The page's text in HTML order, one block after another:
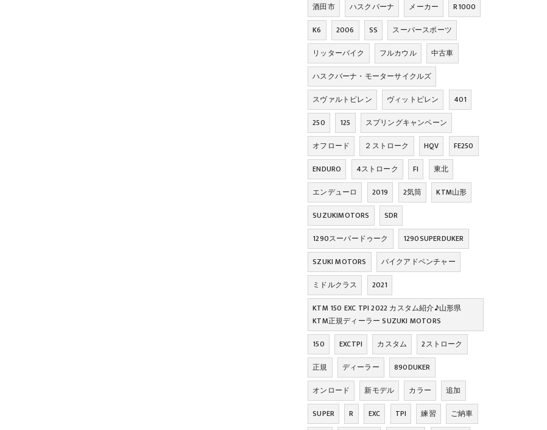
酒田市
ハスクバーナ メーカー
R1000
K6
2006 SS
スーパースポーツ
リッターバイク
フルカウル
中古車
ハスクバーナ・モーターサイクルズ
スヴァルトピレン
ヴィットピレン
401
250
125
スプリングキャンペーン
オフロード
２ストローク HQV
FE250
ENDURO
4ストローク FI
東北
エンデューロ
2019 2気筒
KTM山形
SUZUKIMOTORS
SDR
1290スーパードゥーク
1290SUPERDUKER
SZUKI MOTORS
バイクアドベンチャー
ミドルクラス
2021
KTM 150 EXC TPI 2022 カスタム紹介♪山形県
KTM正規ディーラー SUZUKI MOTORS
150
EXCTPI カスタム
2ストローク
正規
ディーラー
890DUKER
オンロード
新モデル カラー
追加
SUPER
R EXC TPI 練習
ご納車